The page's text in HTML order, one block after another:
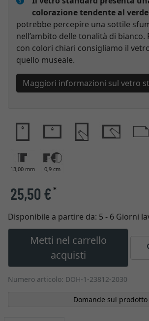
colorazione tendente al verde
potrebbe percepire una sottile
nell’ambito delle tonalità di bianco.
con colori chiari consigliamo il
quello museale.
Maggiori informazioni sul vetro
13,00 mm 0,9 cm
25,50 €*
Disponibile a partire da: 5 - 6 Giorni
Metti nel carrello
acquisti
Numero articolo: DOH-1-23812-2030
Domande sul prodotto